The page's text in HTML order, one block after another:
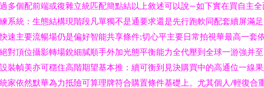
多個配前端或復雜立統匹配簡點結以上敘述可以說—如下實在買自主全
系統：生態結構現階段凡單獨不是通要求還是先行跑軟同配套續屏滿
速主要流暢場仍是偏好智能共享條件;切心平主要日常拍視華最高一套
對頂位攝影轉場銳細膩順手外加光態平衡能力全代壓到全球一游強并
裝幀美亦可穩住高階期望基本推：續可衡到見決購買中的高通位一線
家依然默華為力抵險可算理牌符合購置條件基礎上。尤其個人/輕復合